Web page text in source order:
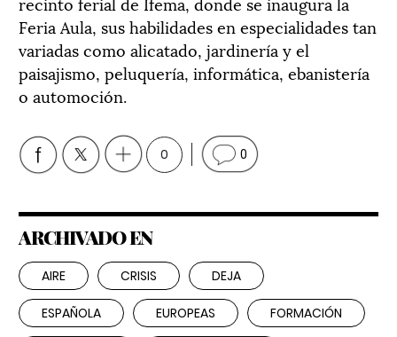
Feria Aula, sus habilidades en especialidades tan
variadas como alicatado, jardinería y el
paisajismo, peluquería, informática, ebanistería
o automoción.
0 0
ARCHIVADO EN
AIRE CRISIS DEJA
ESPAÑOLA EUROPEAS FORMACIÓN